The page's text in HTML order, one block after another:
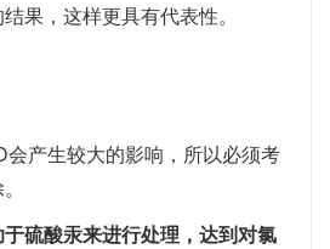
果，这样更具有代表性。
会产生较大的影响，所以必须考
硫酸汞来进行处理，达到对氯